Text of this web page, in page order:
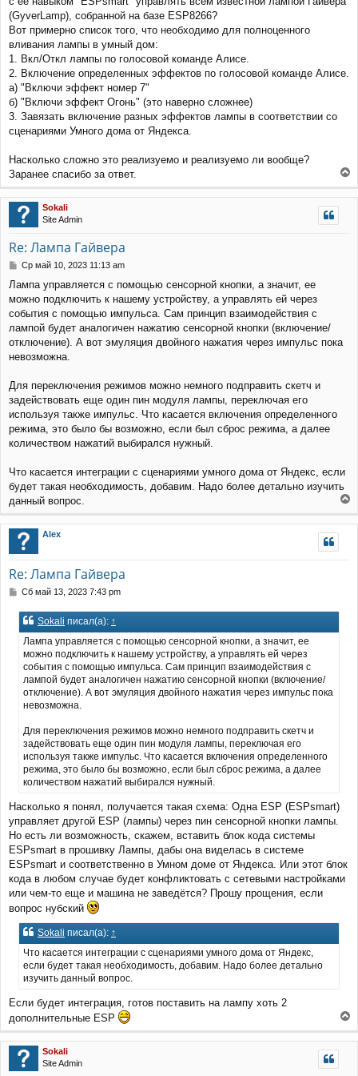
б
щ
е
и
е
(GyverLamp), собранной на базе ESP8266?
Вот примерно список того, что необходимо для полноценного
вливания лампы в умный дом:
1. Вкл/Откл лампы по голосовой команде Алисе.
2. Включение определенных эффектов по голосовой команде Алисе.
а) "Включи эффект номер 7"
б) "Включи эффект Огонь" (это наверно сложнее)
3. Завязать включение разных эффектов лампы в соответствии со
сценариями Умного дома от Яндекса.
Насколько сложно это реализуемо и реализуемо ли вообще?
Заранее спасибо за ответ.
е
р
Sokali
Site Admin
Re: Лампа Гайвера
С
о
б
щ
е
и
е
Ср май 10, 2023 11:13 am
Лампа управляется с помощью сенсорной кнопки, а значит, ее
можно подключить к нашему устройству, а управлять ей через
события с помощью импульса. Сам принцип взаимодействия с
лампой будет аналогичен нажатию сенсорной кнопки (включение/
отключение). А вот эмуляция двойного нажатия через импульс пока
невозможна.
Для переключения режимов можно немного подправить скетч и
задействовать еще один пин модуля лампы, переключая его
используя также импульс. Что касается включения определенного
режима, это было бы возможно, если был сброс режима, а далее
количеством нажатий выбирался нужный.
Что касается интеграции с сценариями умного дома от Яндекс, если
будет такая необходимость, добавим. Надо более детально изучить
данный вопрос.
р
Alex
Re: Лампа Гайвера
С
о
щ
Сб май 13, 2023 7:43 pm
Sokali писал(а): ↑
Лампа управляется с помощью сенсорной кнопки, а значит, ее
можно подключить к нашему устройству, а управлять ей через
события с помощью импульса. Сам принцип взаимодействия с
лампой будет аналогичен нажатию сенсорной кнопки (включение/
отключение). А вот эмуляция двойного нажатия через импульс пока
невозможна.
Для переключения режимов можно немного подправить скетч и
задействовать еще один пин модуля лампы, переключая его
используя также импульс. Что касается включения определенного
режима, это было бы возможно, если был сброс режима, а далее
количеством нажатий выбирался нужный.
Насколько я понял, получается такая схема: Одна ESP (ESPsmart)
управляет другой ESP (лампы) через пин сенсорной кнопки лампы.
Но есть ли возможность, скажем, вставить блок кода системы
ESPsmart в прошивку Лампы, дабы она виделась в системе
ESPsmart и соответственно в Умном доме от Яндекса. Или этот блок
кода в любом случае будет конфликтовать с сетевыми настройками
или чем-то еще и машина не заведётся? Прошу прощения, если
вопрос нубский
Sokali писал(а): ↑
Что касается интеграции с сценариями умного дома от Яндекс,
если будет такая необходимость, добавим. Надо более детально
изучить данный вопрос.
Если будет интеграция, готов поставить на лампу хоть 2
дополнительные ESP
е
р
Sokali
Site Admin